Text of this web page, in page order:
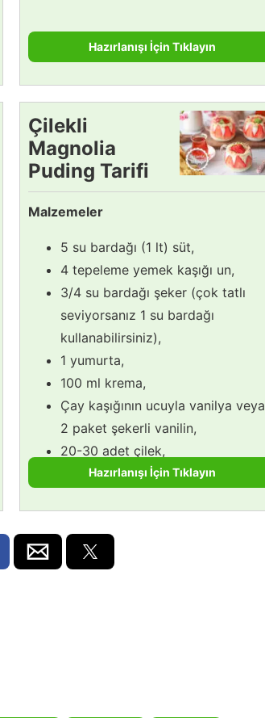
Hazırlanışı İçin Tıklayın
Çilekli
Magnolia
Puding Tarifi
Malzemeler
5 su bardağı (1 lt) süt,
4 tepeleme yemek kaşığı un,
3/4 su bardağı şeker (çok tatlı
seviyorsanız 1 su bardağı
kullanabilirsiniz),
1 yumurta,
100 ml krema,
Çay kaşığının ucuyla vanilya veya
2 paket şekerli vanilin,
20-30 adet çilek,
Hazırlanışı İçin Tıklayın